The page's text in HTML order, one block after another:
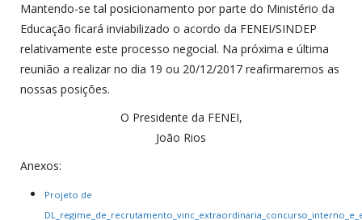
Mantendo-se tal posicionamento por parte do Ministério da
Educação ficará inviabilizado o acordo da FENEI/SINDEP
relativamente este processo negocial. Na próxima e última
reunião a realizar no dia 19 ou 20/12/2017 reafirmaremos as
nossas posições.
O Presidente da FENEI,
João Rios
Anexos:
Projeto de